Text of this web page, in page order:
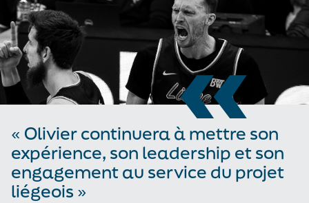
«
« Olivier continuera à mettre son
expérience, son leadership et son
engagement au service du projet
liégeois »